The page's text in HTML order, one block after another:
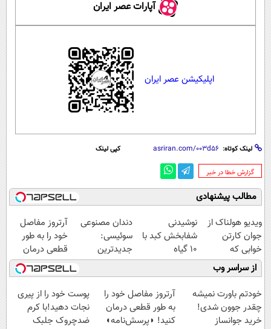
آپارات عصر ایران
اپلیکیشن عصر ایران
لینک کوتاه: کپی لینک
‌گزارش خطا در خبر
مطالب پیشنهادی
ویدیو هولناک از
جوان کارتن
خوابی که
میلیاردر شد.
آموزش رایگان
نوشیدنی
شفابخش کبد با
10 گیاه
موثر(تخفیف تا
امشب)
دندان مصنوعی
سوئیسی:
جدیدترین
فناوری اروپا،
سبک و مقاوم |
پرداخت قسطی
آرتروز مفاصل
خود را به طور
قطعی درمان
کنید!
◗پرسش‌نامه◖
از سراسر وب
خودتم باورت نمیشه
چقدر جوون شدی!
خرید جوانساز
آرتروز مفاصل خود را
به طور قطعی درمان
کنید! ◗پرسش‌نامه◖
پوست خود را از پیری
نجات دهید!با کرم
ضدچروک جلبک